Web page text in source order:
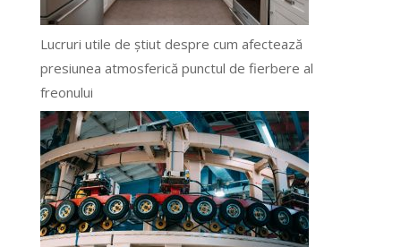
Lucruri utile de știut despre cum afectează
presiunea atmosferică punctul de fierbere al
freonului